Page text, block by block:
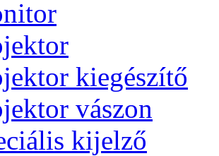
kiegészítő
vászon
kijelző